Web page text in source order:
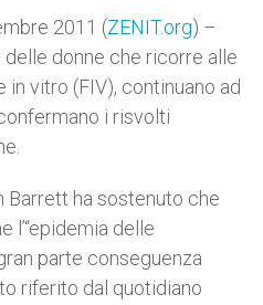
2011 (ZENIT.org) –
donne che ricorre alle
vitro (FIV), continuano ad
i risvolti
Barrett ha sostenuto che
l’“epidemia delle
parte conseguenza
riferito dal quotidiano